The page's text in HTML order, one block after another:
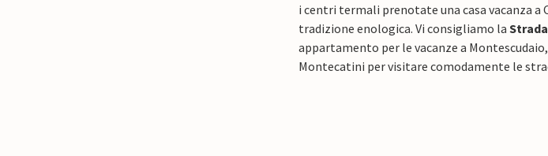
i centri termali prenotate una casa vacanza
tradizione enologica. Vi consigliamo la
appartamento per le vacanze a
Montecatini per visitare comodamente le